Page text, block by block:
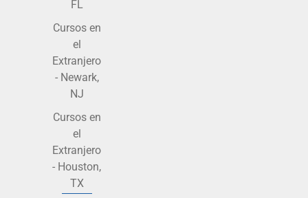
FL
Cursos en
el
Extranjero
- Newark,
NJ
Cursos en
el
Extranjero
- Houston,
TX